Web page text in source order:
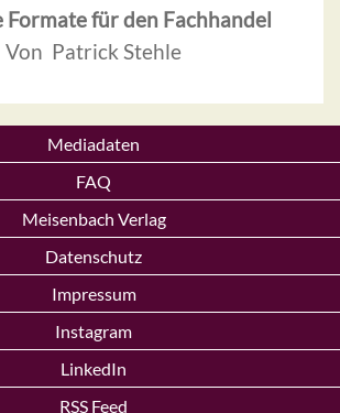
Formate für den Fachhandel
Von Patrick Stehle
Mediadaten
FAQ
Meisenbach Verlag
Datenschutz
Impressum
Instagram
LinkedIn
RSS Feed